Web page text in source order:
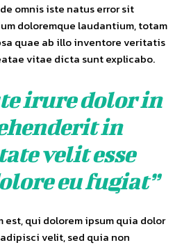
omnis iste natus error sit
doloremque laudantium, totam
quae ab illo inventore veritatis
vitae dicta sunt explicabo.
irure dolor in
in
velit esse
eu fugiat”
est, qui dolorem ipsum quia dolor
velit, sed quia non